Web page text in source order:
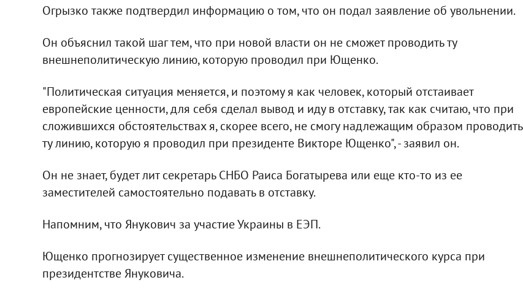
Огрызко также подтвердил информацию о том, что он подал заявление об увольнении.
Он объяснил такой шаг тем, что при новой власти он не сможет проводить ту
внешнеполитическую линию, которую проводил при Ющенко.
"Политическая ситуация меняется, и поэтому я как человек, который отстаивает
европейские ценности, для себя сделал вывод и иду в отставку, так как считаю, что при
сложившихся обстоятельствах я, скорее всего, не смогу надлежащим образом проводить
ту линию, которую я проводил при президенте Викторе Ющенко", - заявил он.
Он не знает, будет лит секретарь СНБО Раиса Богатырева или еще кто-то из ее
заместителей самостоятельно подавать в отставку.
Напомним, что Янукович за участие Украины в ЕЭП.
Ющенко прогнозирует существенное изменение внешнеполитического курса при
президентстве Януковича.